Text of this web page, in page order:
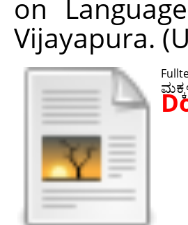
on
Vijayapura.